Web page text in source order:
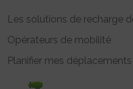
Les solutions de recharge
Opérateurs de mobilité
Planifier mes